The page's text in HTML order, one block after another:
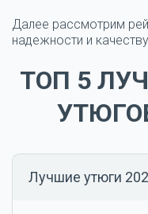
Далее рассмотрим
надежности и
ТОП 5
Лучшие утюги